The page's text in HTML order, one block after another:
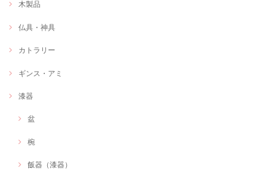
木製品
仏具・神具
カトラリー
ギンス・アミ
漆器
盆
椀
飯器（漆器）